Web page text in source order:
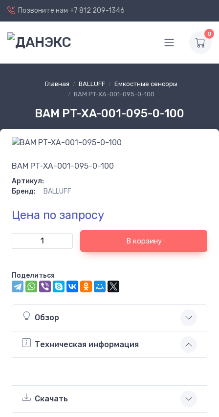
Позвоните нам +7 812 209-1346
0
Главная BALLUFF
Емкостные сенсоры
BAM PT-XA-001-095-0-100
BAM PT-XA-001-095-0-100
BAM PT-XA-001-095-0-100
Артикул:
Бренд:
BALLUFF
Цена по запросу
В корзину
Поделиться
Обзор
Техническая информация
Скачать